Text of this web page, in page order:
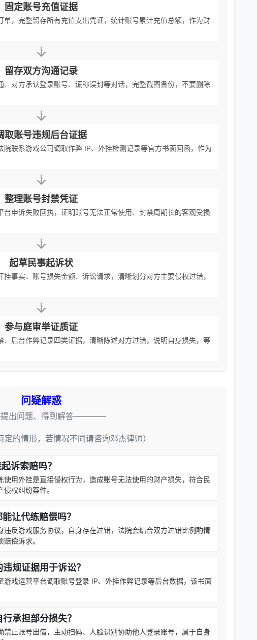
固定账号充值证据
，完整留存所有充值支出凭证，统计账号累计充值总额，作为财
↓
留存双方沟通记录
对方承认登录账号、谎称误封等对话，完整截图备份，不要删除
↓
取账号违规后台证据
联系游戏公司调取作弊 IP、外挂检测记录等官方书面回函，作为
↓
整理账号封禁凭证
申诉失败回执，证明账号无法正常使用、封禁周期长的客观受损
↓
起草民事起诉状
事实、账号损失金额、诉讼请求，清晰划分对方主要侵权过错，
↓
参与庭审举证质证
、后台作弊记录四类证据，清晰陈述对方过错，说明自身损失，等
问疑解惑
出问题、得到解答————
定的情形，若情况不同请咨询邓杰律师）
诉索赔吗？
用外挂是直接侵权行为，造成账号无法使用的财产损失，符合民
权纠纷案件。
让代练赔偿吗？
反游戏服务协议，自身存在过错，法院会结合双方过错比例酌情
偿诉求。
规证据用于诉讼？
戏运营平台调取账号登录 IP、外挂作弊记录等后台数据，该书面
承担部分损失？
止账号出借，主动扫码、人脸识别协助他人登录账号，属于自身